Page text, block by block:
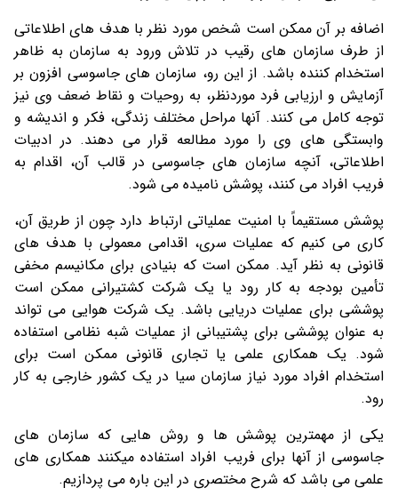
اضافه بر آن ممکن است شخص مورد نظر با هدف های اطلاعاتی
از طرف سازمان های رقیب در تلاش ورود به سازمان به ظاهر
استخدام کننده باشد. از این رو، سازمان های جاسوسی افزون بر
آزمایش و ارزیابی فرد موردنظر، به روحیات و نقاط ضعف وی نیز
توجه کامل می کنند. آنها مراحل مختلف زندگی، فکر و اندیشه و
وابستگی های وی را مورد مطالعه قرار می دهند. در ادبیات
اطلاعاتی، آنچه سازمان های جاسوسی در قالب آن، اقدام به
فریب افراد می کنند، پوشش نامیده می شود.
پوشش مستقیماً با امنیت عملیاتی ارتباط دارد چون از طریق آن،
کاری می کنیم که عملیات سری، اقدامی معمولی با هدف های
قانونی به نظر آید. ممکن است که بنیادی برای مکانیسم مخفی
تأمین بودجه به کار رود یا یک شرکت کشتیرانی ممکن است
پوششی برای عملیات دریایی باشد. یک شرکت هوایی می تواند
به عنوان پوششی برای پشتیبانی از عملیات شبه نظامی استفاده
شود. یک همکاری علمی یا تجاری قانونی ممکن است برای
استخدام افراد مورد نیاز سازمان سیا در یک کشور خارجی به کار
رود.
یکی از مهمترین پوشش ها و روش هایی که سازمان های
جاسوسی از آنها برای فریب افراد استفاده میکنند همکاری های
علمی می باشد که شرح مختصری در این باره می پردازیم.